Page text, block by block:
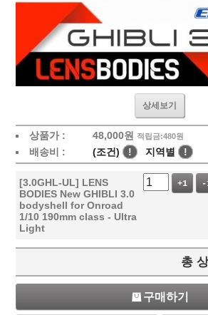
상세보기
상품가 : 48,000원 적립금:480원
배송비 : (조건) ! 지역별 !
[3.0GHL-UL] LENS
BODIES New GHIBLI 3.0
bodyshell for Onroad
1/10 190mm class - Ultra
Light
+1 -
총
구매하기